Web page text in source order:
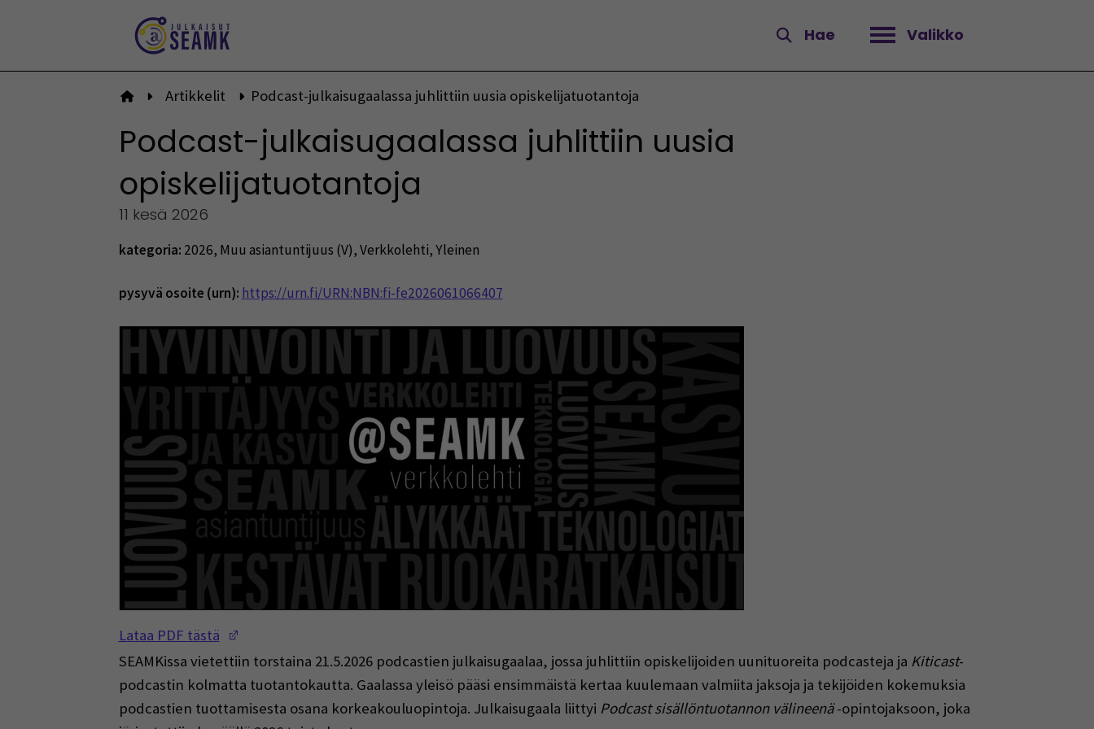
Hae Valikko
Avaa valikko
Etusivulle
Artikkelit Podcast-julkaisugaalassa juhlittiin uusia opiskelijatuotantoja
Podcast-julkaisugaalassa juhlittiin uusia
opiskelijatuotantoja
11 kesä 2026
kategoria: 2026, Muu asiantuntijuus (V),Verkkolehti,Yleinen
pysyvä osoite (urn): https://urn.fi/URN:NBN:fi-fe2026061066407
Lataa PDF tästä
SEAMKissa vietettiin torstaina 21.5.2026 podcastien julkaisugaalaa, jossa juhlittiin opiskelijoiden uunituoreita podcasteja ja Kiticast-
podcastin kolmatta tuotantokautta. Gaalassa yleisö pääsi ensimmäistä kertaa kuulemaan valmiita jaksoja ja tekijöiden kokemuksia
podcastien tuottamisesta osana korkeakouluopintoja. Julkaisugaala liittyi Podcast sisällöntuotannon välineenä-opintojaksoon, joka